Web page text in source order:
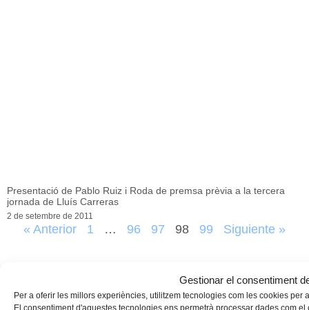
Gestionar el consentiment
Per a oferir les millors experiències, utilitzem tecnologies com les cookies
El consentiment d'aquestes tecnologies ens permetrà processar dades com
Presentació de Pablo Ruiz i Roda de premsa prèvia a la tercera
jornada de Lluís Carreras
2 de setembre de 2011
« Anterior 1 … 96 97 98 99 Siguiente »